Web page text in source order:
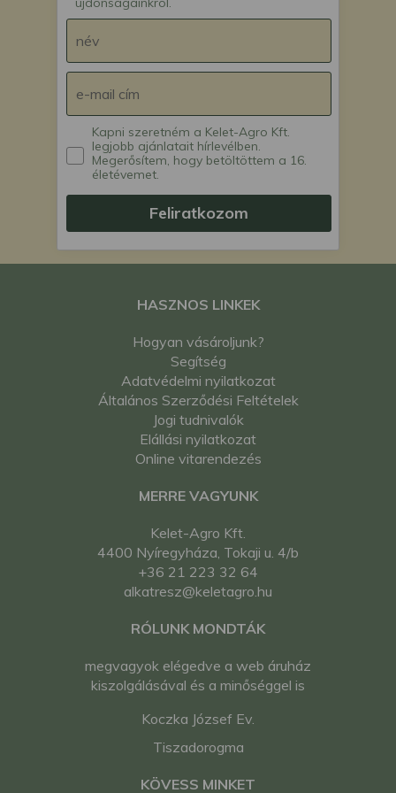
Kapni szeretném a Kelet-Agro Kft.
legjobb ajánlatait hírlevélben.
Megerősítem, hogy betöltöttem a 16.
életévemet.
Feliratkozom
HASZNOS LINKEK
Hogyan vásároljunk?
Segítség
Adatvédelmi nyilatkozat
Általános Szerződési Feltételek
Jogi tudnivalók
Elállási nyilatkozat
Online vitarendezés
MERRE VAGYUNK
Kelet-Agro Kft.
4400 Nyíregyháza, Tokaji u. 4/b
+36 21 223 32 64
alkatresz@keletagro.hu
RÓLUNK MONDTÁK
megvagyok elégedve a web áruház
kiszolgálásával és a minőséggel is
Koczka József Ev.
Tiszadorogma
KÖVESS MINKET